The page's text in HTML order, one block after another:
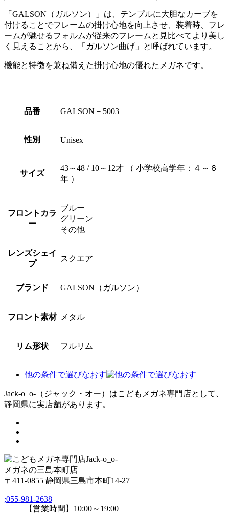
「GALSON（ガルソン）」は、テンプルに大胆なカーブを
付けることでフレームの掛け心地を向上させ、装着時、フレ
ームが魅せるフォルムが従来のフレームと見比べてより美し
く見えることから、「ガルソン曲げ」と呼ばれています。
機能と特徴を兼ね備えた掛け心地の優れたメガネです。
品番 GALSON－5003
性別 Unisex
サイズ
43～48 / 10～12才 （ 小学校高学年：４～６
年 ）
フロントカラ
ー
ブルー
グリーン
その他
レンズシェイ
プ
スクエア
ブランド GALSON（ガルソン）
フロント素材 メタル
リム形状 フルリム
他の条件で選びなおす
Jack-o_o-（ジャック・オー）はこどもメガネ専門店として、
静岡県に実店舗があります。
メガネの三島本町店
〒411-0855 静岡県三島市本町14-27
;055-981-2638
【営業時間】10:00～19:00